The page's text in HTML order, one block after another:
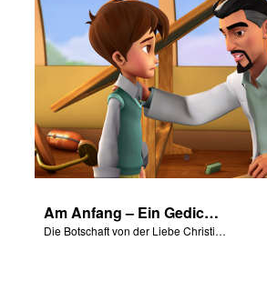
Am Anfang – Ein Gedicht über die Errettung
Die Botschaft von der Liebe Christi für uns mit Szenen von „Am Anfang“.